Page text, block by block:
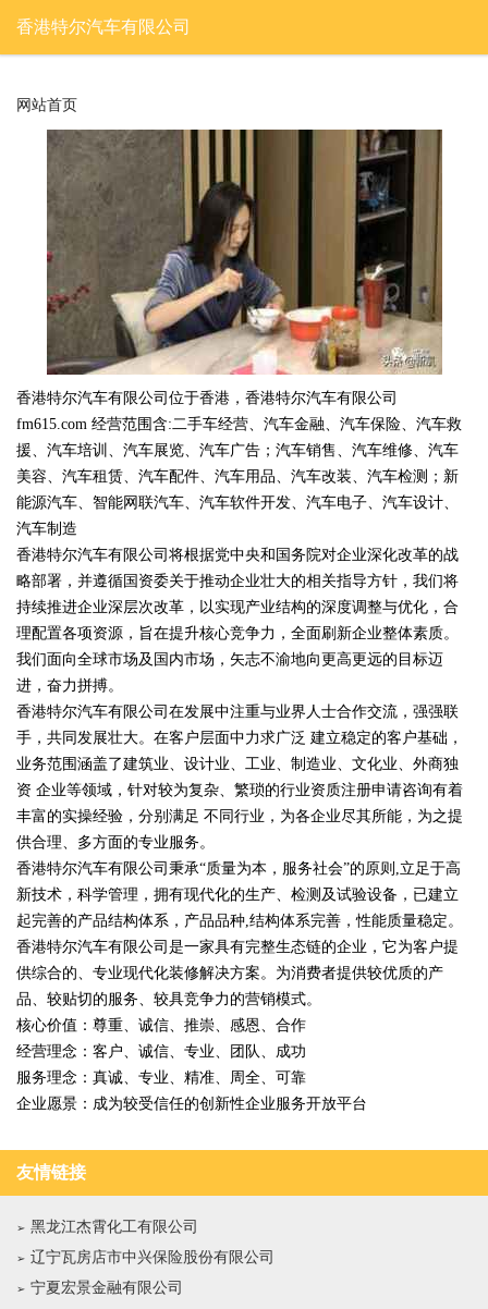
香港特尔汽车有限公司
网站首页
香港特尔汽车有限公司位于香港，香港特尔汽车有限公司
fm615.com 经营范围含:二手车经营、汽车金融、汽车保险、汽车救
援、汽车培训、汽车展览、汽车广告；汽车销售、汽车维修、汽车
美容、汽车租赁、汽车配件、汽车用品、汽车改装、汽车检测；新
能源汽车、智能网联汽车、汽车软件开发、汽车电子、汽车设计、
汽车制造
香港特尔汽车有限公司将根据党中央和国务院对企业深化改革的战
略部署，并遵循国资委关于推动企业壮大的相关指导方针，我们将
持续推进企业深层次改革，以实现产业结构的深度调整与优化，合
理配置各项资源，旨在提升核心竞争力，全面刷新企业整体素质。
我们面向全球市场及国内市场，矢志不渝地向更高更远的目标迈
进，奋力拼搏。
香港特尔汽车有限公司在发展中注重与业界人士合作交流，强强联
手，共同发展壮大。在客户层面中力求广泛 建立稳定的客户基础，
业务范围涵盖了建筑业、设计业、工业、制造业、文化业、外商独
资 企业等领域，针对较为复杂、繁琐的行业资质注册申请咨询有着
丰富的实操经验，分别满足 不同行业，为各企业尽其所能，为之提
供合理、多方面的专业服务。
香港特尔汽车有限公司秉承“质量为本，服务社会”的原则,立足于高
新技术，科学管理，拥有现代化的生产、检测及试验设备，已建立
起完善的产品结构体系，产品品种,结构体系完善，性能质量稳定。
香港特尔汽车有限公司是一家具有完整生态链的企业，它为客户提
供综合的、专业现代化装修解决方案。为消费者提供较优质的产
品、较贴切的服务、较具竞争力的营销模式。
核心价值：尊重、诚信、推崇、感恩、合作
经营理念：客户、诚信、专业、团队、成功
服务理念：真诚、专业、精准、周全、可靠
企业愿景：成为较受信任的创新性企业服务开放平台
友情链接
黑龙江杰霄化工有限公司
辽宁瓦房店市中兴保险股份有限公司
宁夏宏景金融有限公司